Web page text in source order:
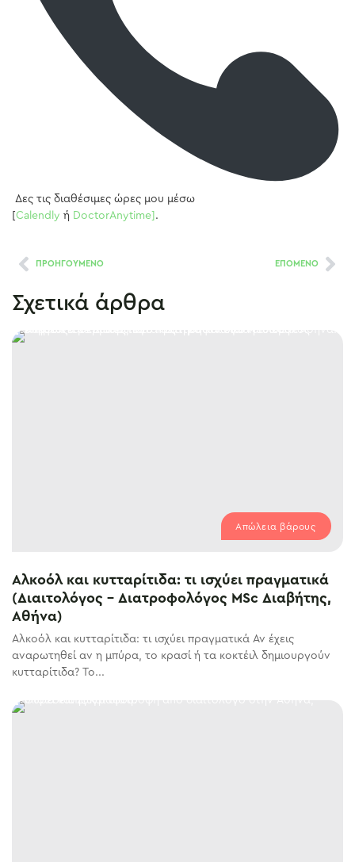
Δες τις διαθέσιμες ώρες μου μέσω
Calendly ή DoctorAnytime] .
ΠΡΟΗΓΟΥΜΕΝΟ ΕΠΟΜΕΝΟ
Σχετικά άρθρα
Απώλεια βάρους
Αλκοόλ και κυτταρίτιδα: τι ισχύει πραγματικά
(Διαιτολόγος – Διατροφολόγος MSc Διαβήτης,
Αθήνα)
Αλκοόλ και κυτταρίτιδα: τι ισχύει πραγματικά Αν έχεις
αναρωτηθεί αν η μπύρα, το κρασί ή τα κοκτέιλ δημιουργούν
κυτταρίτιδα? Το...